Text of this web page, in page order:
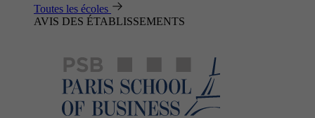
Toutes les écoles
AVIS DES ÉTABLISSEMENTS